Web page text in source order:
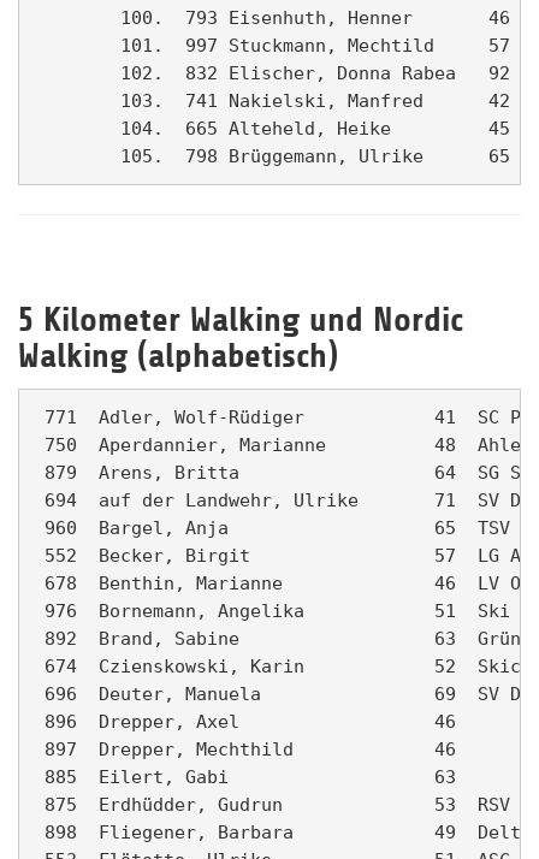
100.  793 Eisenhuth, Henner       46
101.  997 Stuckmann, Mechtild     57
102.  832 Elischer, Donna Rabea   92
103.  741 Nakielski, Manfred      42
104.  665 Alteheld, Heike         45
5 Kilometer Walking und Nordic
Walking (alphabetisch)
771  Adler, Wolf-Rüdiger            41  SC
750  Aperdannier, Marianne          48
879  Arens, Britta                  64  SG
694  auf der Landwehr, Ulrike       71
960  Bargel, Anja                   65  TSV
552  Becker, Birgit                 57
678  Benthin, Marianne              46
976  Bornemann, Angelika            51
892  Brand, Sabine                  63
674  Czienskowski, Karin            52
696  Deuter, Manuela                69  SV
896  Drepper, Axel                  46
897  Drepper, Mechthild             46
885  Eilert, Gabi                   63
875  Erdhüdder, Gudrun              53
898  Fliegener, Barbara             49